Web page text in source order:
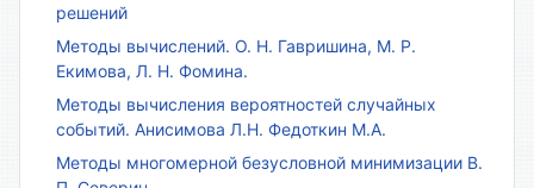
решений
Методы вычислений. О. Н. Гавришина, М. Р.
Екимова, Л. Н. Фомина.
Методы вычисления вероятностей случайных
событий. Анисимова Л.Н. Федоткин М.А.
Методы многомерной безусловной минимизации В.